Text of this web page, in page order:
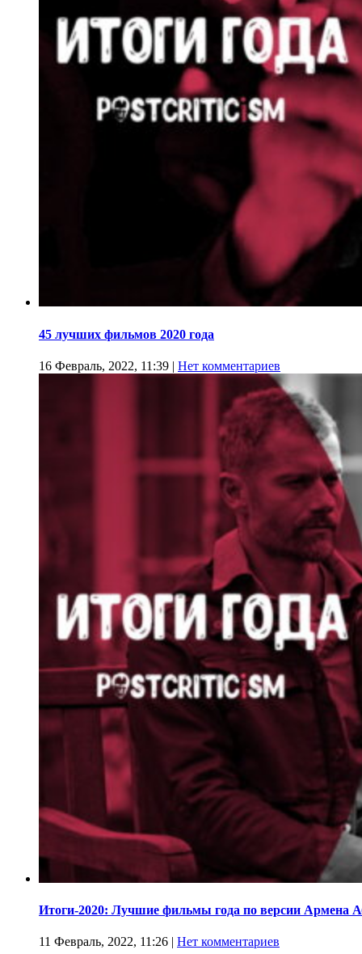
45 лучших фильмов 2020 года
16 Февраль, 2022, 11:39 | Нет комментариев
Итоги-2020: Лучшие фильмы года по версии Армена
11 Февраль, 2022, 11:26 | Нет комментариев